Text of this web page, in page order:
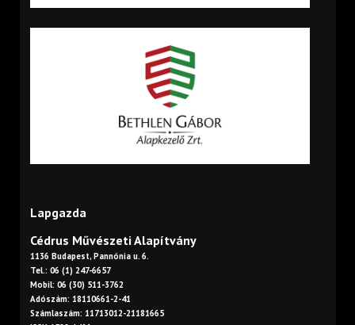
Lapgazda
Cédrus Művészeti Alapítvány
1136 Budapest, Pannónia u. 6.
Tel.: 06 (1) 247-6657
Mobil: 06 (30) 511-3762
Adószám: 18110661-2-41
Számlaszám: 11713012-21181665